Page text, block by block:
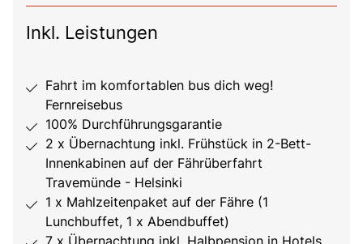
Inkl. Leistungen
Fahrt im komfortablen bus dich weg!
Fernreisebus
100% Durchführungsgarantie
2 x Übernachtung inkl. Frühstück in 2-Bett-
Innenkabinen auf der Fährüberfahrt
Travemünde - Helsinki
1 x Mahlzeitenpaket auf der Fähre (1
Lunchbuffet, 1 x Abendbuffet)